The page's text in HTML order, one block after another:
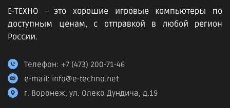
Е-ТЕХНО - это хорошие игровые компьютеры по
доступным ценам, с отправкой в любой регион
России.
Телефон: +7 (473) 200-71-46
e-mail: info@e-techno.net
г. Воронеж, ул. Олеко Дундича, д.19